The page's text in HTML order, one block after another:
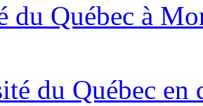
du Québec à
du Québec en